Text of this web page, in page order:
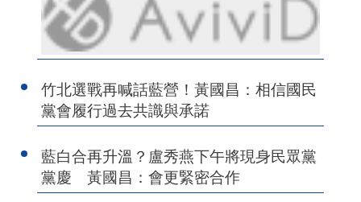
竹北選戰再喊話藍營！黃國昌：相信國民
黨會履行過去共識與承諾
藍白合再升溫？盧秀燕下午將現身民眾黨
黨慶 黃國昌：會更緊密合作